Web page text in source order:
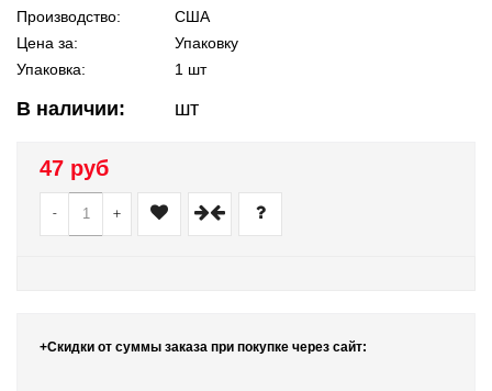
Производство:
США
Цена за:
Упаковку
Упаковка:
1 шт
В наличии: шт
47 руб
- +
+Скидки от суммы заказа при покупке через сайт: